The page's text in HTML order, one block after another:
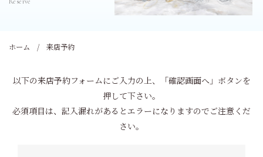
ホーム 来店予約
以下の来店予約フォームにご入力の上、 「確認画面へ」ボタンを
押して下さい。
必須項目は、記入漏れがあるとエラーになりますのでご注意くだ
さい。